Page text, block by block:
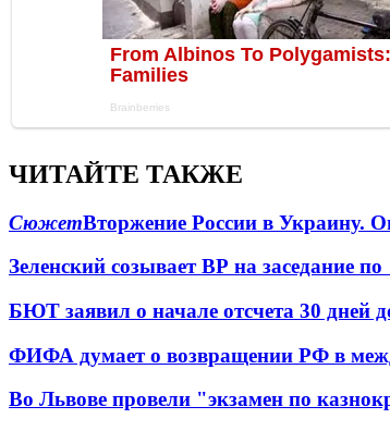
ЧИТАЙТЕ ТАКЖЕ
СюжетВторжение России в Украину.
Зеленский созывает ВР на заседание
БЮТ заявил о начале отсчета 30 дней
ФИФА думает о возвращении РФ в
Во Львове провели "экзамен по